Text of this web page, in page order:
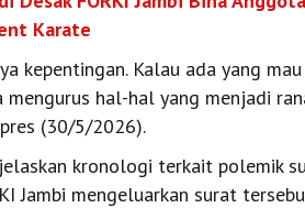
Karate
kepentingan. Kalau ada yang
mengurus hal-hal yang menjadi
(30/5/2026).
kronologi terkait polemik
Jambi mengeluarkan surat